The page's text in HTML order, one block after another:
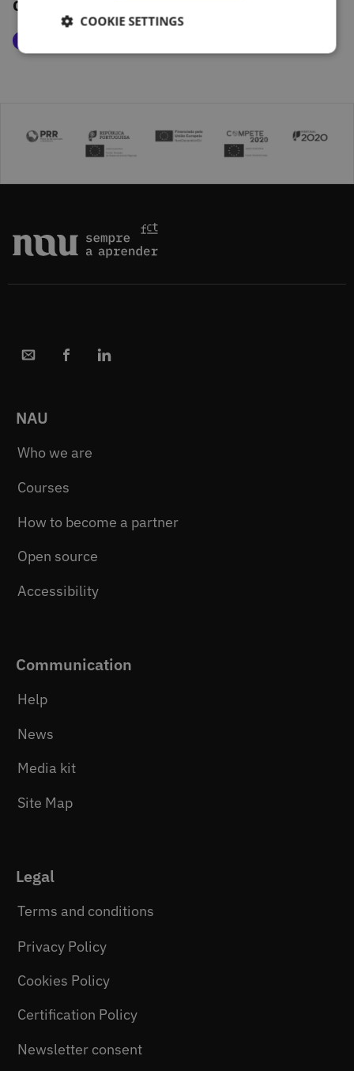
Other categories of articles
NAU
Who we are
Courses
How to become a partner
Open source
Accessibility
Communication
Help
News
Media kit
Site Map
Legal
Terms and conditions
Privacy Policy
Cookies Policy
Certification Policy
Newsletter consent
COOKIE SETTINGS